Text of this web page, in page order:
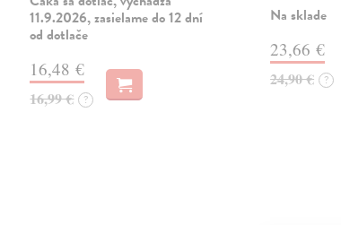
11.9.2026, zasielame do 12 dní
od dotlače
16,48 €
16,99 € ?
Na sklade
23,66 €
24,90 € ?